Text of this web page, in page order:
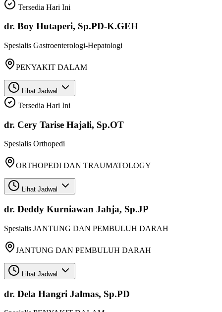
Tersedia Hari Ini
dr. Boy Hutaperi, Sp.PD-K.GEH
Spesialis Gastroenterologi-Hepatologi
PENYAKIT DALAM
Lihat Jadwal
Tersedia Hari Ini
dr. Cery Tarise Hajali, Sp.OT
Spesialis Orthopedi
ORTHOPEDI DAN TRAUMATOLOGY
Lihat Jadwal
dr. Deddy Kurniawan Jahja, Sp.JP
Spesialis JANTUNG DAN PEMBULUH DARAH
JANTUNG DAN PEMBULUH DARAH
Lihat Jadwal
dr. Dela Hangri Jalmas, Sp.PD